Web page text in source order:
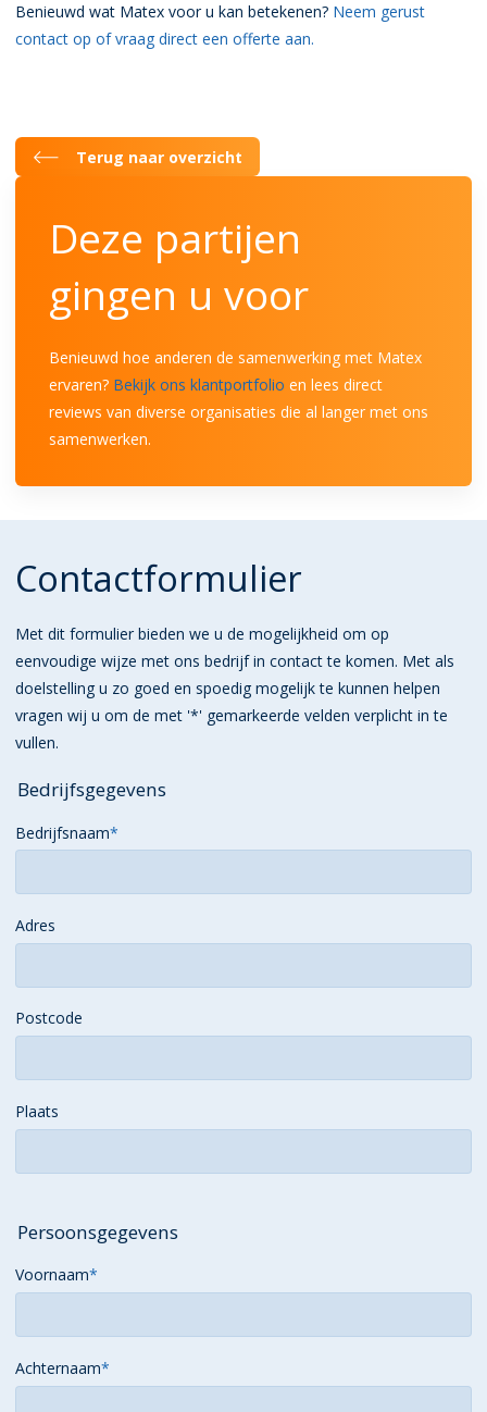
Benieuwd wat Matex voor u kan betekenen? Neem gerust
contact op of vraag direct een offerte aan.
Terug naar overzicht
Deze partijen
gingen u voor
Benieuwd hoe anderen de samenwerking met Matex
ervaren? Bekijk ons klantportfolio en lees direct
reviews van diverse organisaties die al langer met ons
samenwerken.
Contactformulier
Met dit formulier bieden we u de mogelijkheid om op
eenvoudige wijze met ons bedrijf in contact te komen. Met als
doelstelling u zo goed en spoedig mogelijk te kunnen helpen
vragen wij u om de met '*' gemarkeerde velden verplicht in te
vullen.
Bedrijfsgegevens
Bedrijfsnaam*
Adres
Postcode
Plaats
Persoonsgegevens
Voornaam*
Achternaam*